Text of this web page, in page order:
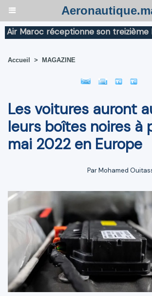
réceptionne son treizième
Accueil > MAGAZINE
Les voitures auront
leurs boîtes noires à
mai 2022 en Europe
ParMohamed